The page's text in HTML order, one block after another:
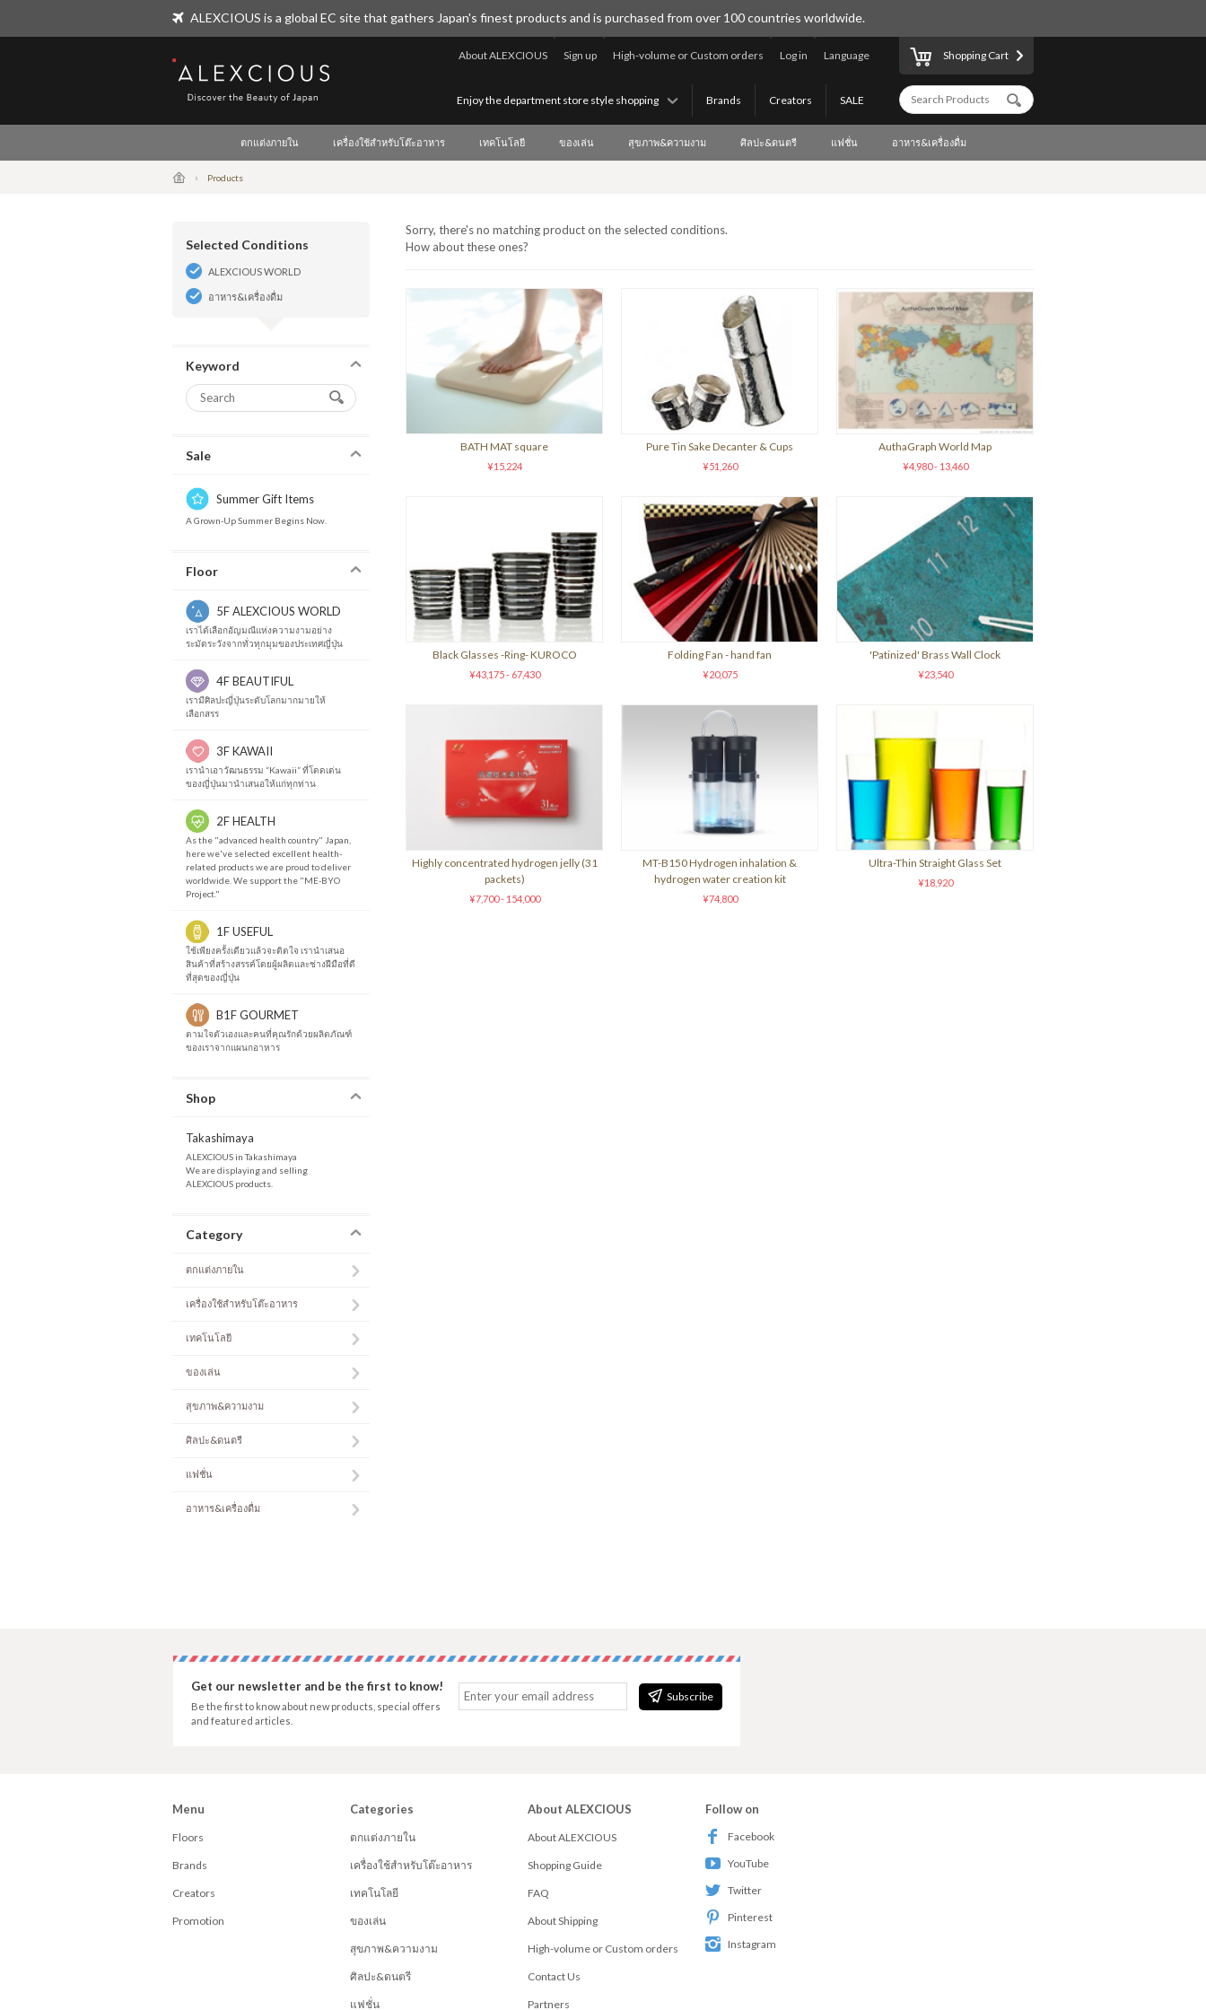
ALEXCIOUS is a global EC site that gathers Japan's finest products and is purchased from over 100 countries worldwide.
ALEXCIOUS
Language
Log in
High-volume or Custom orders
Sign up
About ALEXCIOUS
SALE
Creators
Brands
Enjoy the department store style shopping
Shopping Cart
ตกแต่งภายใน เครื่องใช้สำหรับโต๊ะอาหาร เทคโนโลยี ของเล่น สุขภาพ&ความงาม ศิลปะ&ดนตรี แฟชั่น อาหาร&เครื่องดื่ม
Products
Selected Conditions
ALEXCIOUS WORLD
อาหาร&เครื่องดื่ม
Keyword
Sale
Summer Gift Items
A Grown-Up Summer Begins Now.
Floor
5F ALEXCIOUS WORLD
เราได้เลือกอัญมณีแห่งความงามอย่าง
ระมัดระวังจากทั่วทุกมุมของประเทศญี่ปุ่น
4F BEAUTIFUL
เรามีศิลปะญี่ปุ่นระดับโลกมากมายให้
เลือกสรร
3F KAWAII
เรานำเอาวัฒนธรรม “Kawaii” ที่โดดเด่น
ของญี่ปุ่นมานำเสนอให้แก่ทุกท่าน
2F HEALTH
As the "advanced health country" Japan,
here we've selected excellent health-
related products we are proud to deliver
worldwide. We support the "ME-BYO
Project."
1F USEFUL
ใช้เพียงครั้งเดียวแล้วจะติดใจ เรานำเสนอ
สินค้าที่สร้างสรรค์โดยผู้ผลิตและช่างฝีมือที่ดี
ที่สุดของญี่ปุ่น
B1F GOURMET
ตามใจตัวเองและคนที่คุณรักด้วยผลิตภัณฑ์
ของเราจากแผนกอาหาร
Shop
Takashimaya
ALEXCIOUS in Takashimaya
We are displaying and selling
ALEXCIOUS products.
Category
ตกแต่งภายใน
เครื่องใช้สำหรับโต๊ะอาหาร
เทคโนโลยี
ของเล่น
สุขภาพ&ความงาม
ศิลปะ&ดนตรี
แฟชั่น
อาหาร&เครื่องดื่ม
Sorry, there's no matching product on the selected conditions.
How about these ones?
BATH MAT square
¥15,224
Pure Tin Sake Decanter & Cups
¥51,260
AuthaGraph World Map
¥4,980 - 13,460
Black Glasses -Ring- KUROCO
¥43,175 - 67,430
Folding Fan - hand fan
¥20,075
'Patinized' Brass Wall Clock
¥23,540
Highly concentrated hydrogen jelly (31
packets)
¥7,700 - 154,000
MT-B150 Hydrogen inhalation &
hydrogen water creation kit
¥74,800
Ultra-Thin Straight Glass Set
¥18,920
Subscribe
Get our newsletter and be the first to know!
Be the first to know about new products, special offers
and featured articles.
Menu
Floors
Brands
Creators
Promotion
Categories
ตกแต่งภายใน
เครื่องใช้สำหรับโต๊ะอาหาร
เทคโนโลยี
ของเล่น
สุขภาพ&ความงาม
ศิลปะ&ดนตรี
แฟชั่น
About ALEXCIOUS
About ALEXCIOUS
Shopping Guide
FAQ
About Shipping
High-volume or Custom orders
Contact Us
Partners
Follow on
Facebook
YouTube
Twitter
Pinterest
Instagram